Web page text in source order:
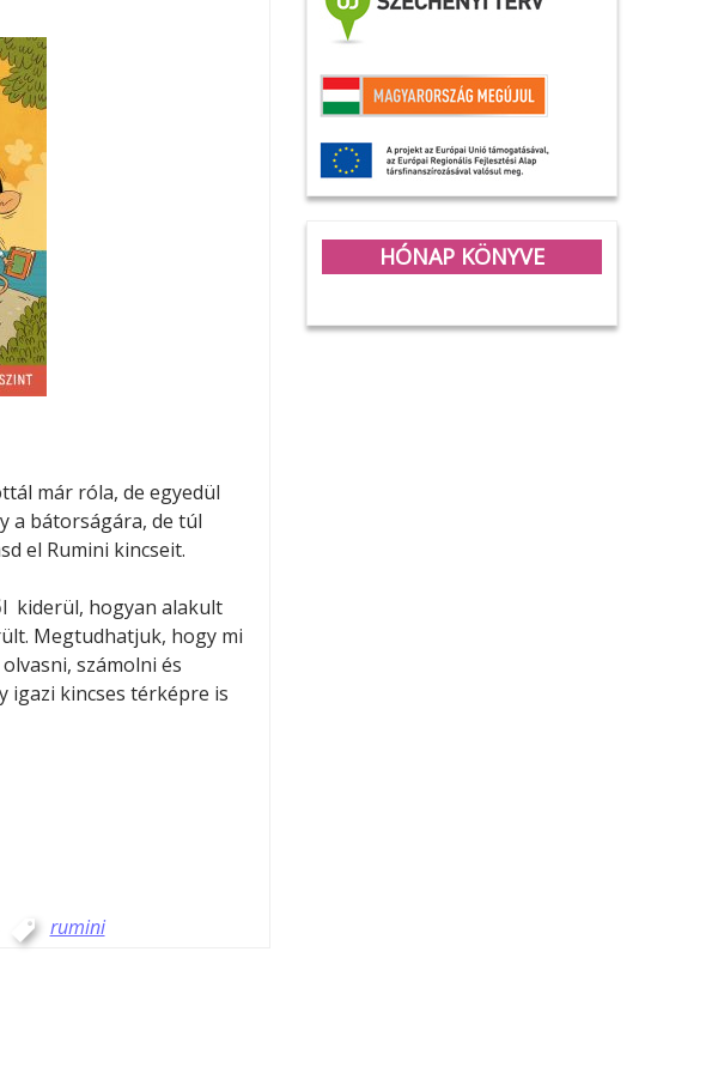
HÓNAP KÖNYVE
már róla, de egyedül
a bátorságára, de túl
el Rumini kincseit.
kiderül, hogyan alakult
Megtudhatjuk, hogy mi
számolni és
igazi kincses térképre is
rumini